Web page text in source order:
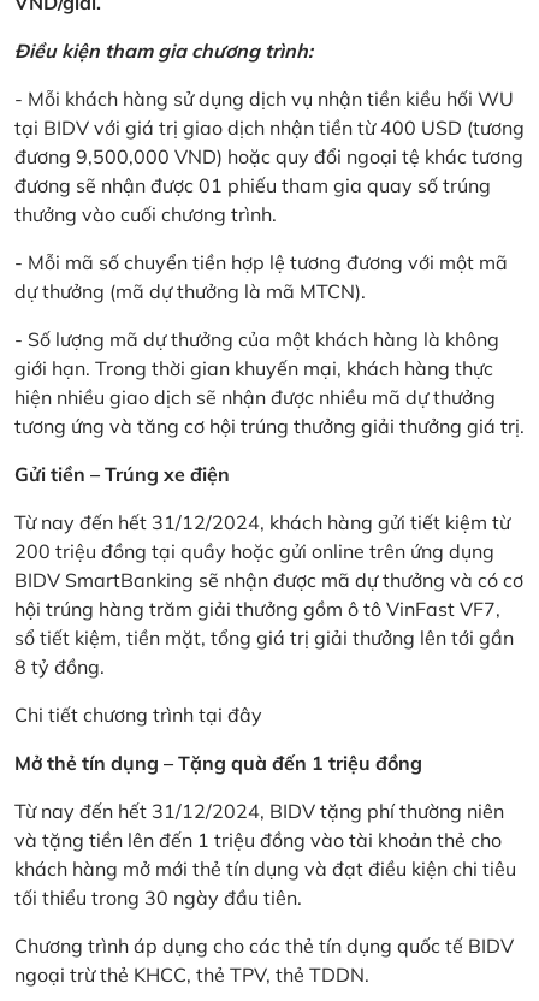
Điều kiện tham gia chương trình:
- Mỗi khách hàng sử dụng dịch vụ nhận tiền kiều hối WU
tại BIDV với giá trị giao dịch nhận tiền từ 400 USD (tương
đương 9,500,000 VND) hoặc quy đổi ngoại tệ khác tương
đương sẽ nhận được 01 phiếu tham gia quay số trúng
thưởng vào cuối chương trình.
- Mỗi mã số chuyển tiền hợp lệ tương đương với một mã
dự thưởng (mã dự thưởng là mã MTCN).
- Số lượng mã dự thưởng của một khách hàng là không
giới hạn. Trong thời gian khuyến mại, khách hàng thực
hiện nhiều giao dịch sẽ nhận được nhiều mã dự thưởng
tương ứng và tăng cơ hội trúng thưởng giải thưởng giá trị.
Gửi tiền – Trúng xe điện
Từ nay đến hết 31/12/2024, khách hàng gửi tiết kiệm từ
200 triệu đồng tại quầy hoặc gửi online trên ứng dụng
BIDV SmartBanking sẽ nhận được mã dự thưởng và có cơ
hội trúng hàng trăm giải thưởng gồm ô tô VinFast VF7,
sổ tiết kiệm, tiền mặt, tổng giá trị giải thưởng lên tới gần
8 tỷ đồng.
Chi tiết chương trình tại đây
Mở thẻ tín dụng – Tặng quà đến 1 triệu đồng
Từ nay đến hết 31/12/2024, BIDV tặng phí thường niên
và tặng tiền lên đến 1 triệu đồng vào tài khoản thẻ cho
khách hàng mở mới thẻ tín dụng và đạt điều kiện chi tiêu
tối thiểu trong 30 ngày đầu tiên.
Chương trình áp dụng cho các thẻ tín dụng quốc tế BIDV
ngoại trừ thẻ KHCC, thẻ TPV, thẻ TDDN.